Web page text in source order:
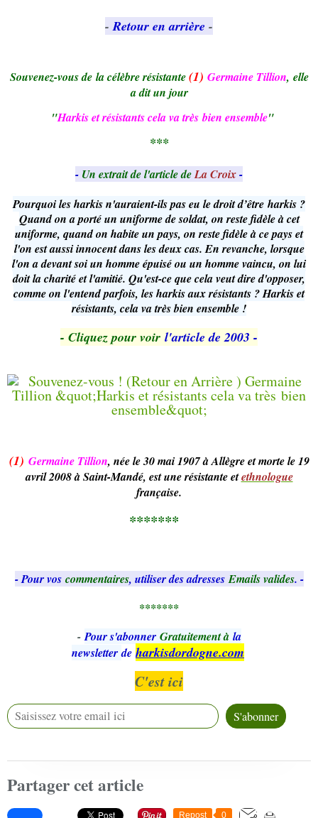
- Retour en arrière -
Souvenez-vous de la célèbre résistante(1) Germaine Tillion, elle
a dit un jour
"Harkis et résistants cela va très bien ensemble"
***
- Un extrait de l'article deLa Croix-
Pourquoi les harkis n'auraient-ils pas eu le droit d’être harkis ?
Quand on a porté un uniforme de soldat, on reste fidèle à cet
uniforme, quand on habite un pays, on reste fidèle à ce pays et
l'on est aussi innocent dans les deux cas. En revanche, lorsque
l'on a devant soi un homme épuisé ou un homme vaincu, on lui
doit la charité et l'amitié. Qu'est-ce que cela veut dire d'opposer,
comme on l'entend parfois, les harkis aux résistants ? Harkis et
résistants, cela va très bien ensemble !
- Cliquez pour voir l'article de 2003 -
(1) Germaine Tillion, née le 30 mai 1907 à Allègre et morte le 19
avril 2008 à Saint-Mandé, est une résistante etethnologue
française.
*******
- Pour vos commentaires, utiliser des adressesEmails valides. -
*******
- Pour s'abonner Gratuitement à la
newsletter de harkisdordogne.com
C'est ici
Partager cet article
Repost 0